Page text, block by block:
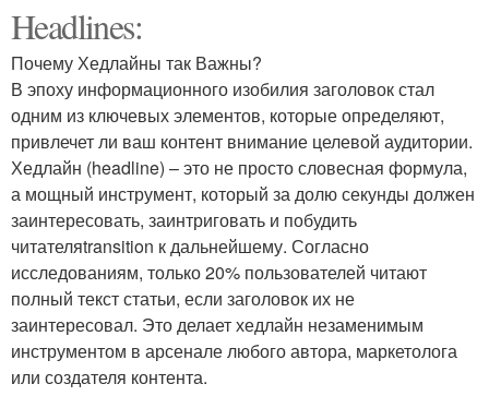
Headlines:
Почему Хедлайны так Важны?
В эпоху информационного изобилия заголовок стал
одним из ключевых элементов, которые определяют,
привлечет ли ваш контент внимание целевой аудитории.
Хедлайн (headline) – это не просто словесная формула,
а мощный инструмент, который за долю секунды должен
заинтересовать, заинтриговать и побудить
читателяtransition к дальнейшему. Согласно
исследованиям, только 20% пользователей читают
полный текст статьи, если заголовок их не
заинтересовал. Это делает хедлайн незаменимым
инструментом в арсенале любого автора, маркетолога
или создателя контента.